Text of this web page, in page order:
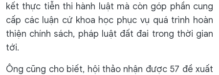
kết thực tiễn thi hành luật mà còn góp phần cung
cấp các luận cứ khoa học phục vụ quá trình hoàn
thiện chính sách, pháp luật đất đai trong thời gian
tới.
Ông cũng cho biết, hội thảo nhận được 57 đề xuất